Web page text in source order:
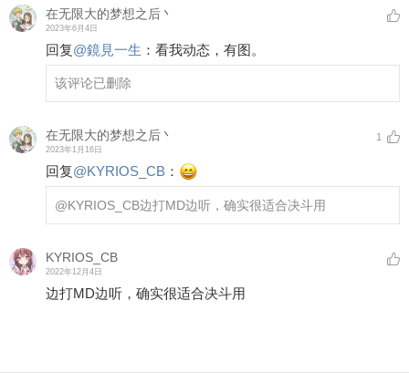
在无限大的梦想之后丶
2023年6月4日
回复@鏡見一生 ： 看我动态，有图。
该评论已删除
在无限大的梦想之后丶
2023年1月16日
1
回复@KYRIOS_CB ：
@KYRIOS_CB边打MD边听，确实很适合决斗用
KYRIOS_CB
2022年12月4日
边打MD边听，确实很适合决斗用